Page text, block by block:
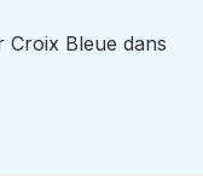
Croix Bleue dans